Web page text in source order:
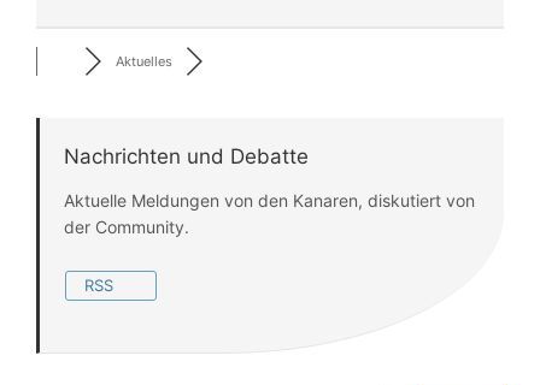
Aktuelles
Nachrichten und Debatte
Aktuelle Meldungen von den Kanaren, diskutiert von
der Community.
RSS